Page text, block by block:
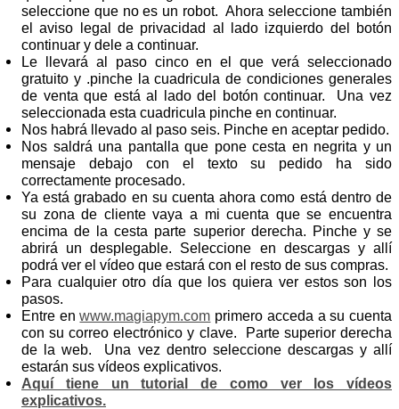
seleccione que no es un robot. Ahora seleccione también
el aviso legal de privacidad al lado izquierdo del botón
continuar y dele a continuar.
Le llevará al paso cinco en el que verá seleccionado
gratuito y .pinche la cuadricula de condiciones generales
de venta que está al lado del botón continuar. Una vez
seleccionada esta cuadricula pinche en continuar.
Nos habrá llevado al paso seis. Pinche en aceptar pedido.
Nos saldrá una pantalla que pone cesta en negrita y un
mensaje debajo con el texto su pedido ha sido
correctamente procesado.
Ya está grabado en su cuenta ahora como está dentro de
su zona de cliente vaya a mi cuenta que se encuentra
encima de la cesta parte superior derecha. Pinche y se
abrirá un desplegable. Seleccione en descargas y allí
podrá ver el vídeo que estará con el resto de sus compras.
Para cualquier otro día que los quiera ver estos son los
pasos.
Entre enwww.magiapym.com primero acceda a su cuenta
con su correo electrónico y clave. Parte superior derecha
de la web. Una vez dentro seleccione descargas y allí
estarán sus vídeos explicativos.
Aquí tiene un tutorial de como ver los vídeos
explicativos.